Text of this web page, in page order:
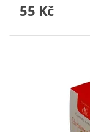
55 Kč